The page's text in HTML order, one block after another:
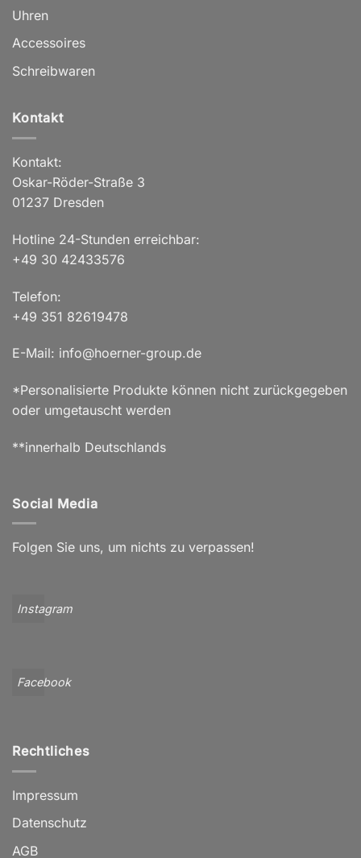
Uhren
Accessoires
Schreibwaren
Kontakt
Kontakt:
Oskar-Röder-Straße 3
01237 Dresden
Hotline 24-Stunden erreichbar:
+49 30 42433576
Telefon:
+49 351 82619478
E-Mail: info@hoerner-group.de
*Personalisierte Produkte können nicht zurückgegeben
oder umgetauscht werden
**innerhalb Deutschlands
Social Media
Folgen Sie uns, um nichts zu verpassen!
Instagram
Facebook
Rechtliches
Impressum
Datenschutz
AGB